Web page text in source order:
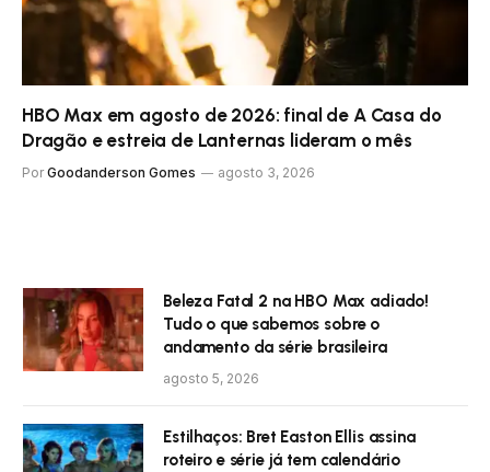
HBO Max em agosto de 2026: final de A Casa do
Dragão e estreia de Lanternas lideram o mês
Por Goodanderson Gomes agosto 3, 2026
Beleza Fatal 2 na HBO Max adiado!
Tudo o que sabemos sobre o
andamento da série brasileira
agosto 5, 2026
Estilhaços: Bret Easton Ellis assina
roteiro e série já tem calendário